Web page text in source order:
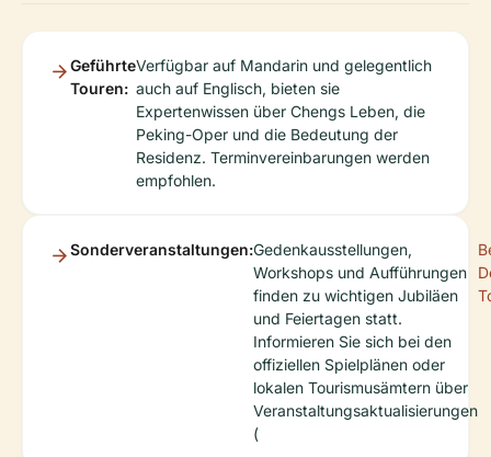
Geführte
Touren:
Verfügbar auf Mandarin und gelegentlich
auch auf Englisch, bieten sie
Expertenwissen über Chengs Leben, die
Peking-Oper und die Bedeutung der
Residenz. Terminvereinbarungen werden
empfohlen.
Sonderveranstaltungen:Gedenkausstellungen,
Workshops und Aufführungen
finden zu wichtigen Jubiläen
und Feiertagen statt.
Informieren Sie sich bei den
offiziellen Spielplänen oder
lokalen Tourismusämtern über
Veranstaltungsaktualisierungen
(